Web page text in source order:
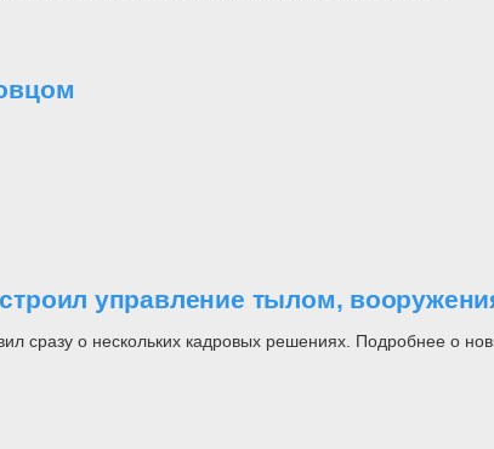
управление тылом,
сразу о нескольких кадровых решениях. Подробнее о